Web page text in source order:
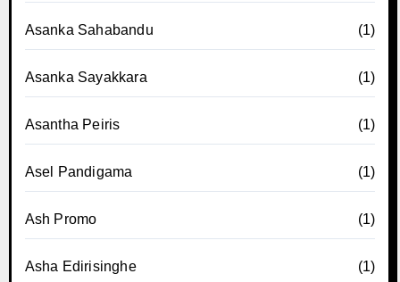
Asanka Sahabandu (1)
Asanka Sayakkara (1)
Asantha Peiris (1)
Asel Pandigama (1)
Ash Promo (1)
Asha Edirisinghe (1)